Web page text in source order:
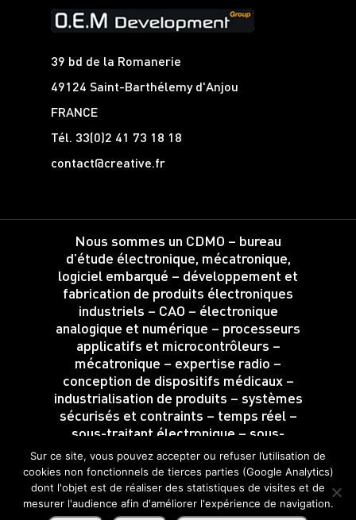
39 bd de la Romanerie
49124 Saint-Barthélemy d'Anjou
FRANCE
Tél. 33(0)2 41 73 18 18
contact@creative.fr
Nous sommes un CDMO – bureau
d’étude électronique, mécatronique,
logiciel embarqué – développement et
fabrication de produits électroniques
industriels – CAO – électronique
analogique et numérique – processeurs
applicatifs et microcontrôleurs –
mécatronique – expertise radio –
conception de dispositifs médicaux –
industrialisation de produits – systèmes
sécurisés et contraints – temps réel –
sous-traitant électronique – sous-
traitance d’intégration.
Localisé à Angers – Saint-Barthélemy
d’Anjou – Maine-et-Loire – Région Pays
de la Loire – Grand Ouest – France
Sur ce site, vous pouvez accepter ou refuser l’utilisation de
cookies non fonctionnels de tierces parties (Google Analytics)
dont l'objet est de réaliser des statistiques de visites et de
mesurer l'audience afin d'améliorer l'expérience de navigation.